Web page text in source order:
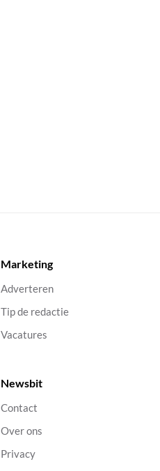
Marketing
Adverteren
Tip de redactie
Vacatures
Newsbit
Contact
Over ons
Privacy